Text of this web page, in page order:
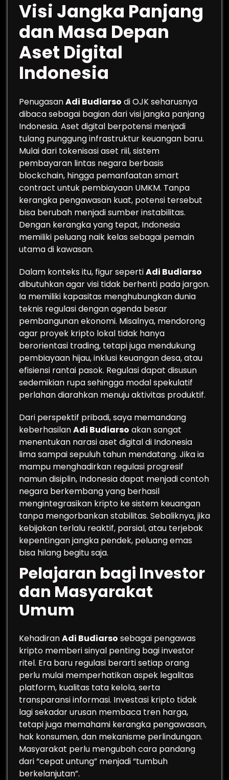
Visi Jangka Panjang
dan Masa Depan
Aset Digital
Indonesia
PenugasanAdi Budiarso di OJK seharusnya
dibaca sebagai bagian dari visi jangka panjang
Indonesia. Aset digital berpotensi menjadi
tulang punggung infrastruktur keuangan baru.
Mulai dari tokenisasi aset riil, sistem
pembayaran lintas negara berbasis
blockchain, hingga pemanfaatan smart
contract untuk pembiayaan UMKM. Tanpa
kerangka pengawasan kuat, potensi tersebut
bisa berubah menjadi sumber instabilitas.
Dengan kerangka yang tepat, Indonesia
memiliki peluang naik kelas sebagai pemain
utama di kawasan.
Dalam konteks itu, figur sepertiAdi Budiarso
dibutuhkan agar visi tidak berhenti pada jargon.
Ia memiliki kapasitas menghubungkan dunia
teknis regulasi dengan agenda besar
pembangunan ekonomi. Misalnya, mendorong
agar proyek kripto lokal tidak hanya
berorientasi trading, tetapi juga mendukung
pembiayaan hijau, inklusi keuangan desa, atau
efisiensi rantai pasok. Regulasi dapat disusun
sedemikian rupa sehingga modal spekulatif
perlahan diarahkan menuju aktivitas produktif.
Dari perspektif pribadi, saya memandang
keberhasilanAdi Budiarso akan sangat
menentukan narasi aset digital di Indonesia
lima sampai sepuluh tahun mendatang. Jika ia
mampu menghadirkan regulasi progresif
namun disiplin, Indonesia dapat menjadi contoh
negara berkembang yang berhasil
mengintegrasikan kripto ke sistem keuangan
tanpa mengorbankan stabilitas. Sebaliknya, jika
kebijakan terlalu reaktif, parsial, atau terjebak
kepentingan jangka pendek, peluang emas
bisa hilang begitu saja.
Pelajaran bagi Investor
dan Masyarakat
Umum
KehadiranAdi Budiarso sebagai pengawas
kripto memberi sinyal penting bagi investor
ritel. Era baru regulasi berarti setiap orang
perlu mulai memperhatikan aspek legalitas
platform, kualitas tata kelola, serta
transparansi informasi. Investasi kripto tidak
lagi sekadar urusan membaca tren harga,
tetapi juga memahami kerangka pengawasan,
hak konsumen, dan mekanisme perlindungan.
Masyarakat perlu mengubah cara pandang
dari “cepat untung” menjadi “tumbuh
berkelanjutan”.